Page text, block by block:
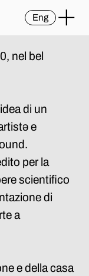
Eng
nel bel
di un
e
per la
scientifico
di
a
e della casa